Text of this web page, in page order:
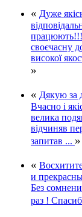
« Дуже
своєчасну
високої
»
« Дякую за
Вчасно і
велика
відчиняв
запитав ... »
«
и
Без
раз !